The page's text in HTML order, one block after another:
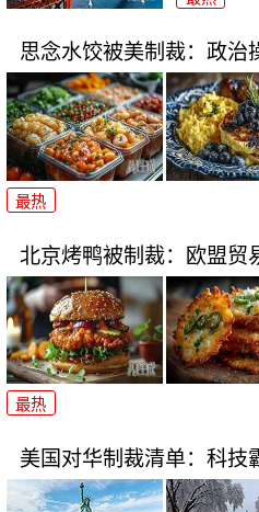
思念水饺被美制裁：政治
最热
北京烤鸭被制裁：欧盟贸
最热
美国对华制裁清单：科技